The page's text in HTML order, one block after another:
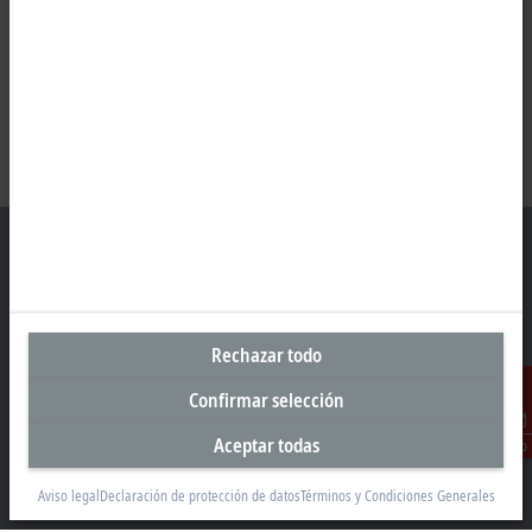
Contacto
Beckhoff Automation, S.A. de C.V.
Boulevard Manuel Ávila Camacho 2610, Torre B, Piso 9, Colonia
Valle de los Pinos, Tlalnepantla de Baz
Estado de México CP 54040
mexico@beckhoff.com
Rechazar todo
Confirmar selección
Aceptar todas
Aviso legalDeclaración de protección de datosTérminos y Condiciones Generales